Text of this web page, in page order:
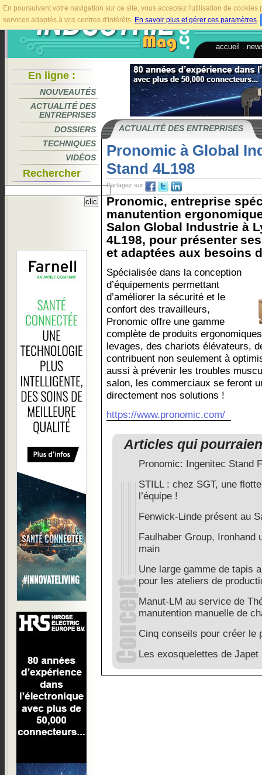
En poursuivant votre navigation sur ce site, vous acceptez l'utilisation de
services adaptés à vos centres d'intérêts. En savoir plus et gérer ces paramètres.
accueil
En ligne :
NOUVEAUTÉS
ACTUALITÉ DES
ENTREPRISES
DOSSIERS
TECHNIQUES
VIDÉOS
Rechercher
ACTUALITÉ DES ENTREPRISES
Pronomic à Global
Stand 4L198
Partagez sur
Pronomic, entreprise
manutention
Salon Global Industrie à
4L198, pour présenter
et adaptées aux besoins
Spécialisée dans la conception
d’équipements permettant
d’améliorer la sécurité et le
confort des travailleurs,
Pronomic offre une gamme
complète de produits
levages, des chariots élévateurs,
contribuent non seulement à
aussi à prévenir les troubles
salon, les commerciaux se feront
directement nos solutions !
https://www.pronomic.com/
Articles qui
Pronomic: Ingenitec Stand
STILL : chez SGT, une
l’équipe !
Fenwick-Linde présent au
Faulhaber Group, Ironhand
main
Une large gamme de tapis
pour les ateliers de
Manut-LM au service de
manutention manuelle de
Cinq conseils pour créer le
Les exosquelettes de Japet